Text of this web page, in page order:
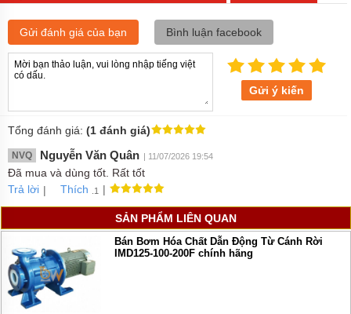
Gửi đánh giá của bạn Bình luận facebook
Gửi ý kiến
Tổng đánh giá: (1 đánh giá)
NVQ Nguyễn Văn Quân | 11/07/2026 19:54
Đã mua và dùng tốt. Rất tốt
Trả lời | Thích .1 |
SẢN PHẨM LIÊN QUAN
Bán Bơm Hóa Chất Dẫn Động Từ Cánh Rời
IMD125-100-200F chính hãng